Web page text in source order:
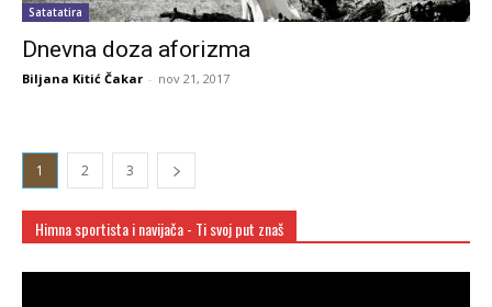
Satatatira
Dnevna doza aforizma
Biljana Kitić Čakar - nov 21, 2017
1 2 3
Himna sportista i navijača - Ti svoj put znaš